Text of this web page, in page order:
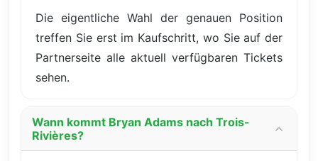
Die eigentliche Wahl der genauen Position
treffen Sie erst im Kaufschritt, wo Sie auf der
Partnerseite alle aktuell verfügbaren Tickets
sehen.
Wann kommt Bryan Adams nach Trois-
Rivières?